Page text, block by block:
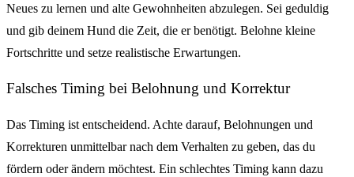
Neues zu lernen und alte Gewohnheiten abzulegen. Sei geduldig
und gib deinem Hund die Zeit, die er benötigt. Belohne kleine
Fortschritte und setze realistische Erwartungen.
Falsches Timing bei Belohnung und Korrektur
Das Timing ist entscheidend. Achte darauf, Belohnungen und
Korrekturen unmittelbar nach dem Verhalten zu geben, das du
fördern oder ändern möchtest. Ein schlechtes Timing kann dazu